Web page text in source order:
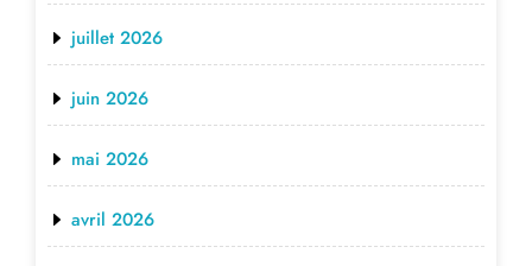
juillet 2026
juin 2026
mai 2026
avril 2026